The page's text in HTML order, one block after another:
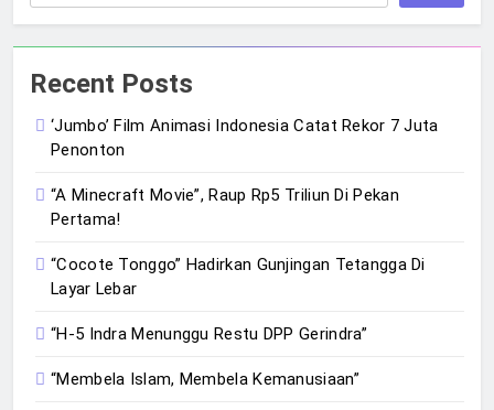
Recent Posts
‘Jumbo’ Film Animasi Indonesia Catat Rekor 7 Juta
Penonton
“A Minecraft Movie”, Raup Rp5 Triliun Di Pekan
Pertama!
“Cocote Tonggo” Hadirkan Gunjingan Tetangga Di
Layar Lebar
“H-5 Indra Menunggu Restu DPP Gerindra”
“Membela Islam, Membela Kemanusiaan”